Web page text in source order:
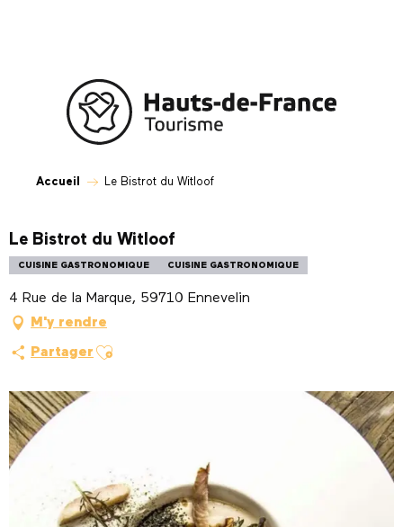
Accueil Le Bistrot du Witloof
Le Bistrot du Witloof
CUISINE GASTRONOMIQUE CUISINE GASTRONOMIQUE
4 Rue de la Marque, 59710 Ennevelin
M'y rendre
Partager Ajouter aux favoris